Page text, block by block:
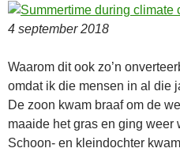
4 september 2018
Waarom dit ook zo’n
omdat ik die mensen in al die
De zoon kwam braaf om de
maaide het gras en ging weer
Schoon- en kleindochter